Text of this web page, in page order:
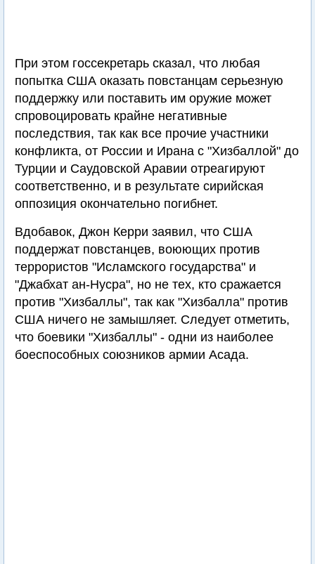
При этом госсекретарь сказал, что любая
попытка США оказать повстанцам серьезную
поддержку или поставить им оружие может
спровоцировать крайне негативные
последствия, так как все прочие участники
конфликта, от России и Ирана с "Хизбаллой" до
Турции и Саудовской Аравии отреагируют
соответственно, и в результате сирийская
оппозиция окончательно погибнет.
Вдобавок, Джон Керри заявил, что США
поддержат повстанцев, воюющих против
террористов "Исламского государства" и
"Джабхат ан-Нусра", но не тех, кто сражается
против "Хизбаллы", так как "Хизбалла" против
США ничего не замышляет. Следует отметить,
что боевики "Хизбаллы" - одни из наиболее
боеспособных союзников армии Асада.